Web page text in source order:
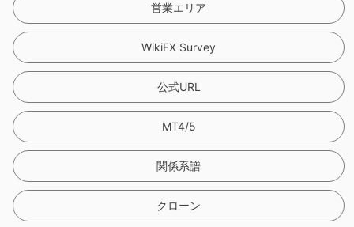
営業エリア
WikiFX Survey
公式URL
MT4/5
関係系譜
クローン